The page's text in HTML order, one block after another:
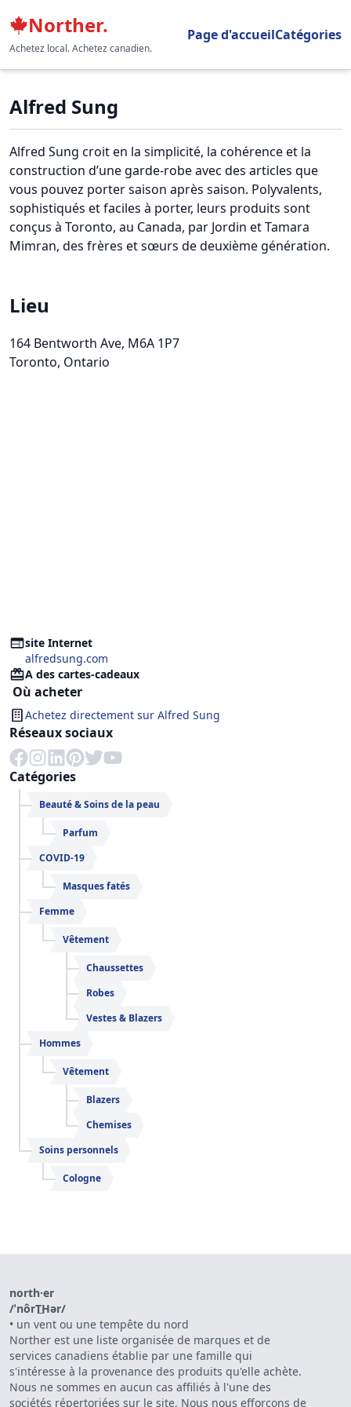
Norther.
Achetez local. Achetez canadien.
Page d'accueilCatégories
Alfred Sung
Alfred Sung croit en la simplicité, la cohérence et la
construction d’une garde-robe avec des articles que
vous pouvez porter saison après saison. Polyvalents,
sophistiqués et faciles à porter, leurs produits sont
conçus à Toronto, au Canada, par Jordin et Tamara
Mimran, des frères et sœurs de deuxième génération.
Lieu
164 Bentworth Ave, M6A 1P7
Toronto, Ontario
site Internet
alfredsung.com
A des cartes-cadeaux
Où acheter
Achetez directement sur Alfred Sung
Réseaux sociaux
Catégories
Beauté & Soins de la peau
Parfum
COVID-19
Masques fatés
Femme
Vêtement
Chaussettes
Robes
Vestes & Blazers
Hommes
Vêtement
Blazers
Chemises
Soins personnels
Cologne
north·er
/ˈnôrT͟Hər/
• un vent ou une tempête du nord
Norther est une liste organisée de marques et de
services canadiens établie par une famille qui
s'intéresse à la provenance des produits qu'elle achète.
Nous ne sommes en aucun cas affiliés à l'une des
sociétés répertoriées sur le site. Nous nous efforçons de